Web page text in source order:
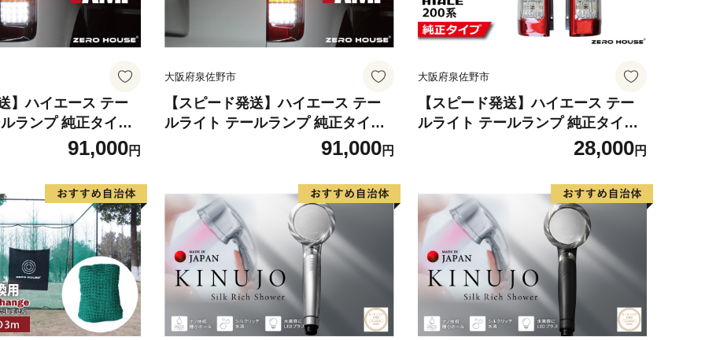
】ハイエース テー
純正タイプ
ル シーケンシャルウ
91,000円
大阪府泉佐野市
【スピード発送】ハイエース テー
ルライト テールランプ 純正タイプ
フルLED テール シーケンシャルウ
91,000円
大阪府泉佐野市
【スピード発送】ハイエース テー
ルライト テールランプ 純正タイプ
28,000円